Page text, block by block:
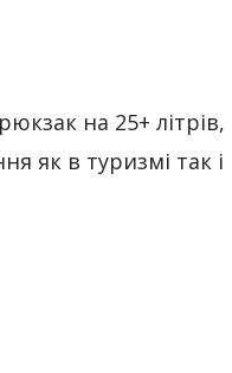
на 25+ літрів,
як в туризмі так і